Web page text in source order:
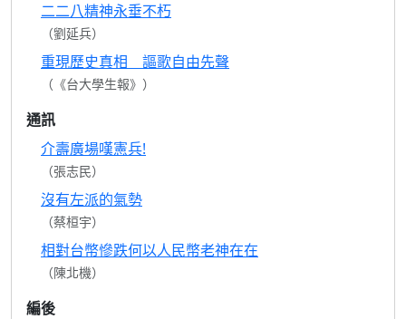
二二八精神永垂不朽
（劉延兵）
重現歷史真相 謳歌自由先聲
（《台大學生報》）
通訊
介壽廣場嘆憲兵!
（張志民）
沒有左派的氣勢
（蔡桓宇）
相對台幣慘跌何以人民幣老神在在
（陳北機）
編後